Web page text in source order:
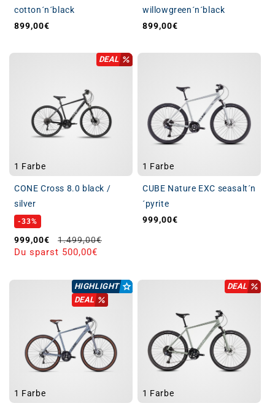
cotton´n´black
Normaler Preis
899,00€
willowgreen´n´black
Normaler Preis
899,00€
DEAL
1 Farbe
CONE Cross 8.0 black /
silver
-33%
Verkaufspreis
999,00€ Normaler Preis
1.499,00€
Du sparst 500,00€
1 Farbe
CUBE Nature EXC seasalt´n
´pyrite
Normaler Preis
999,00€
HIGHLIGHT
DEAL
1 Farbe
DEAL
1 Farbe